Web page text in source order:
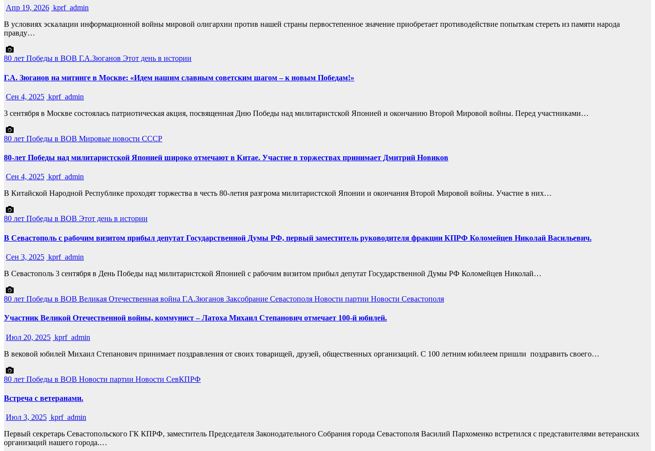
Апр 19, 2026 kprf_admin
В условиях эскалации информационной войны мировой олигархии против нашей страны первостепенное значение приобретает противодействие попыткам стереть из памяти народа
правду…
80 лет Победы в ВОВ Г.А.Зюганов Этот день в истории
Г.А. Зюганов на митинге в Москве: «Идем нашим славным советским шагом – к новым Победам!»
Сен 4, 2025 kprf_admin
3 сентября в Москве состоялась патриотическая акция, посвященная Дню Победы над милитаристской Японией и окончанию Второй Мировой войны. Перед участниками…
80 лет Победы в ВОВ Мировые новости СССР
80-лет Победы над милитаристской Японией широко отмечают в Китае. Участие в торжествах принимает Дмитрий Новиков
Сен 4, 2025 kprf_admin
В Китайской Народной Республике проходят торжества в честь 80-летия разгрома милитаристской Японии и окончания Второй Мировой войны. Участие в них…
80 лет Победы в ВОВ Этот день в истории
В Севастополь с рабочим визитом прибыл депутат Государственной Думы РФ, первый заместитель руководителя фракции КПРФ Коломейцев Николай Васильевич.
Сен 3, 2025 kprf_admin
В Севастополь 3 сентября в День Победы над милитаристской Японией с рабочим визитом прибыл депутат Государственной Думы РФ Коломейцев Николай…
80 лет Победы в ВОВ Великая Отечественная война Г.А.Зюганов Заксобрание Севастополя Новости партии Новости Севастополя
Участник Великой Отечественной войны, коммунист – Латоха Михаил Степанович отмечает 100-й юбилей.
Июл 20, 2025 kprf_admin
В вековой юбилей Михаил Степанович принимает поздравления от своих товарищей, друзей, общественных организаций. С 100 летним юбилеем пришли поздравить своего…
80 лет Победы в ВОВ Новости партии Новости СевКПРФ
Встреча с ветеранами.
Июл 3, 2025 kprf_admin
Первый секретарь Севастопольского ГК КПРФ, заместитель Председателя Законодательного Собрания города Севастополя Василий Пархоменко встретился с представителями ветеранских
организаций нашего города.…